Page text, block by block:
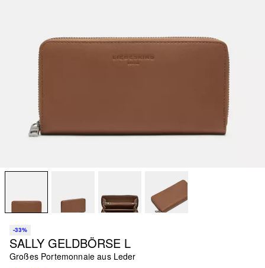
-33%
SALLY GELDBÖRSE L
Großes Portemonnaie aus Leder